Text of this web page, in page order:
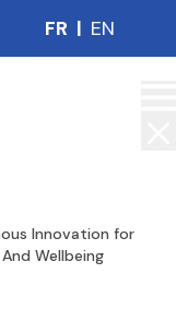
FR | EN
Innovation for
Wellbeing